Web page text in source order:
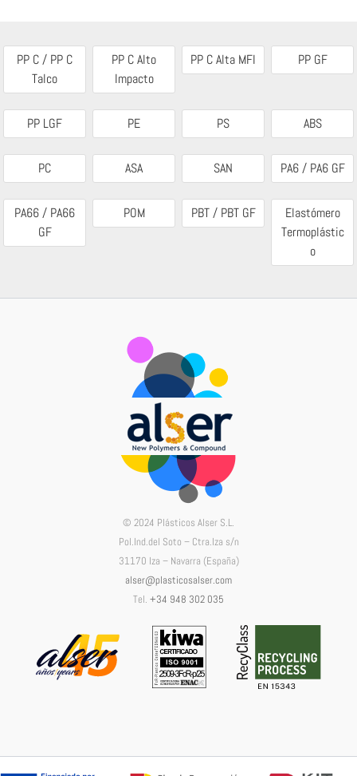
PP C / PP C
Talco
PP C Alto
Impacto
PP C Alta MFI PP GF
PP LGF PE PS ABS
PC ASA SAN PA6 / PA6 GF
PA66 / PA66
GF
POM PBT / PBT GF
Elastómero
Termoplástic
o
© 2024 Plásticos Alser S.L.
Pol.Ind.del Soto – Ctra.Iza s/n
31170 Iza – Navarra (España)
alser@plasticosalser.com
Tel. +34 948 302 035